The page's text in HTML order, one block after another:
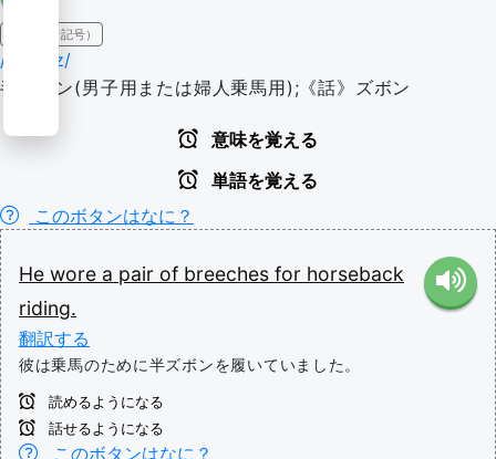
IPA（発音記号）
/bɹiːtʃɪz/
半ズボン(男子用または婦人乗馬用);《話》ズボン
意味を覚える
単語を覚える
このボタンはなに？
He wore a pair of breeches for horseback
riding.
翻訳する
彼は乗馬のために半ズボンを履いていました。
読めるようになる
話せるようになる
このボタンはなに？